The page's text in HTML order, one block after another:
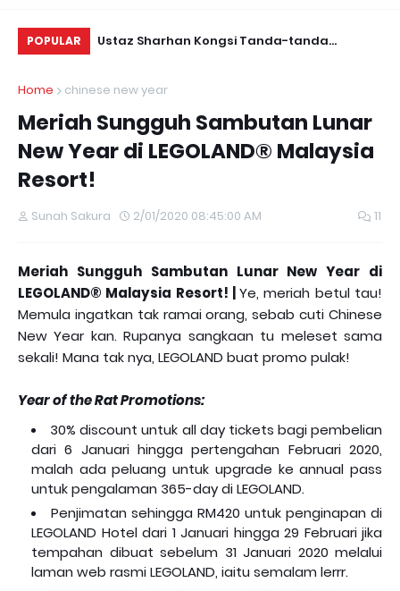
POPULAR
Retreats,
Ustaz Sharhan Kongsi Tanda-tanda
Home
chinese new year
Meriah Sungguh Sambutan Lunar
New Year di LEGOLAND® Malaysia
Resort!
Sunah Sakura 2/01/2020 08:45:00 AM 11
Meriah Sungguh Sambutan Lunar New Year di
LEGOLAND® Malaysia Resort! |Ye, meriah betul tau!
Memula ingatkan tak ramai orang, sebab cuti Chinese
New Year kan. Rupanya sangkaan tu meleset sama
sekali! Mana tak nya, LEGOLAND buat promo pulak!
Year of the Rat Promotions:
30% discount untuk all day tickets bagi pembelian
dari 6 Januari hingga pertengahan Februari 2020,
malah ada peluang untuk upgrade ke annual pass
untuk pengalaman 365-day di LEGOLAND.
Penjimatan sehingga RM420 untuk penginapan di
LEGOLAND Hotel dari 1 Januari hingga 29 Februari jika
tempahan dibuat sebelum 31 Januari 2020 melalui
laman web rasmi LEGOLAND, iaitu semalam lerrr.